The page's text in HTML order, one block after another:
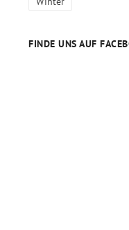
FINDE UNS AUF